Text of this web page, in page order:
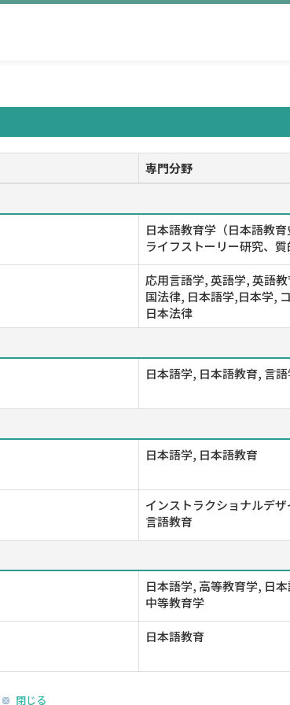
専門分野
日本語教育学（日本語教
ライフストーリー研究、
応用言語学, 英語学, 英語
国法律, 日本語学,日本学,
日本法律
日本語学, 日本語教育, 言語
日本語学, 日本語教育
インストラクショナルデ
言語教育
日本語学, 高等教育学, 日
中等教育学
日本語教育
閉じる